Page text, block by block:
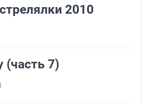
2010
(часть 7)